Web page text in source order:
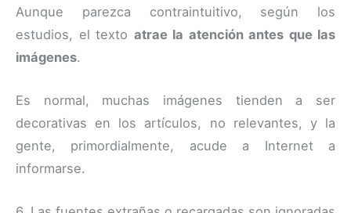
Aunque parezca contraintuitivo, según los
estudios, el texto atrae la atención antes que las
imágenes.
Es normal, muchas imágenes tienden a ser
decorativas en los artículos, no relevantes, y la
gente, primordialmente, acude a Internet a
informarse.